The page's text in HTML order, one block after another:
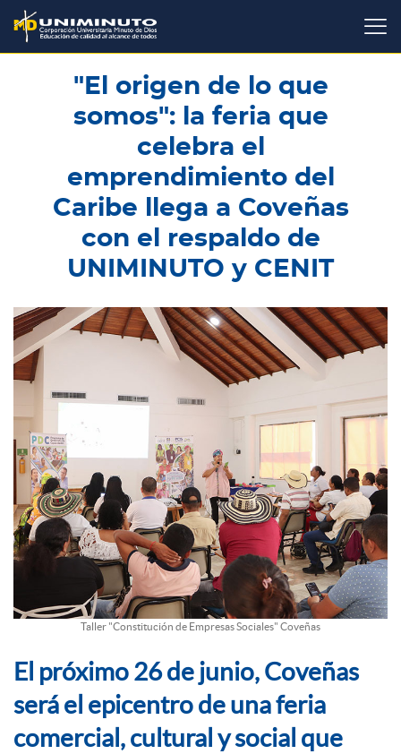
Pasar
contenido
principal
"El origen de lo que
somos": la feria que
celebra el
emprendimiento del
Caribe llega a Coveñas
con el respaldo de
UNIMINUTO y CENIT
Taller "Constitución de Empresas Sociales" Coveñas
El próximo 26 de junio, Coveñas
será el epicentro de una feria
comercial, cultural y social que